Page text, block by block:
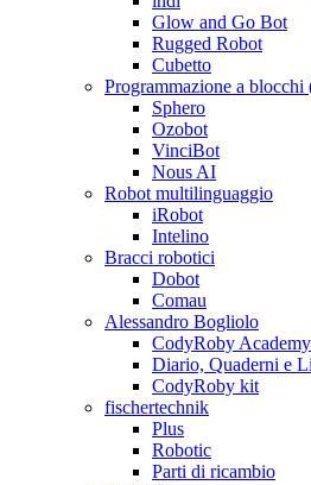
Glow and Go Bot
Rugged Robot
Cubetto
Programmazione a blocchi
Sphero
Ozobot
VinciBot
Nous AI
Robot multilinguaggio
iRobot
Intelino
Bracci robotici
Dobot
Comau
Alessandro Bogliolo
CodyRoby Academy
Diario, Quaderni e
CodyRoby kit
fischertechnik
Plus
Robotic
Parti di ricambio